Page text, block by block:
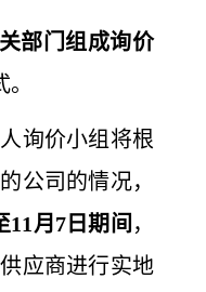
部门组成询价
询价小组将根
公司的情况，
11月7日期间 ，
应商进行实地